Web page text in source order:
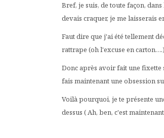
Bref, je suis, de toute façon,
devais craquer, je me laisserais
Faut dire que j'ai été tellement
rattrape (oh l'excuse en
Donc après avoir fait une
fais maintenant une obsession
Voilà pourquoi, je te présente
dessus ( Ah, ben, c'est